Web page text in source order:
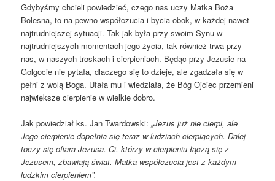
Gdybyśmy chcieli powiedzieć, czego nas uczy Matka Boża
Bolesna, to na pewno współczucia i bycia obok, w każdej nawet
najtrudniejszej sytuacji. Tak jak była przy swoim Synu w
najtrudniejszych momentach jego życia, tak również trwa przy
nas, w naszych troskach i cierpieniach. Będąc przy Jezusie na
Golgocie nie pytała, dlaczego się to dzieje, ale zgadzała się w
pełni z wolą Boga. Ufała mu i wiedziała, że Bóg Ojciec przemieni
największe cierpienie w wielkie dobro.
Jak powiedział ks. Jan Twardowski:„Jezus już nie cierpi, ale
Jego cierpienie dopełnia się teraz w ludziach cierpiących. Dalej
toczy się ofiara Jezusa. Ci, którzy w cierpieniu łączą się z
Jezusem, zbawiają świat. Matka współczucia jest z każdym
ludzkim cierpieniem”.